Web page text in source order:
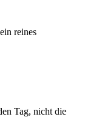
reines
Tag, nicht die